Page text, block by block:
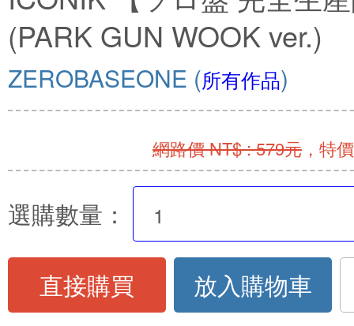
(PARK GUN WOOK ver.)
ZEROBASEONE (所有作品)
網路價 NT$ : 579元 ，特
選購數量：
直接購買
放入購物車